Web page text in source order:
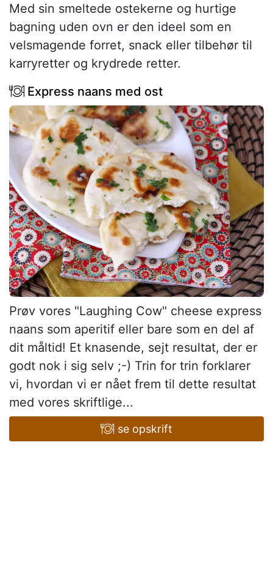
Med sin smeltede ostekerne og hurtige
bagning uden ovn er den ideel som en
velsmagende forret, snack eller tilbehør til
karryretter og krydrede retter.
Express naans med ost
Prøv vores "Laughing Cow" cheese express
naans som aperitif eller bare som en del af
dit måltid! Et knasende, sejt resultat, der er
godt nok i sig selv ;-) Trin for trin forklarer
vi, hvordan vi er nået frem til dette resultat
med vores skriftlige...
se opskrift